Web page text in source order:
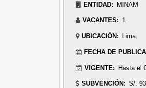
ENTIDAD: MINAM
VACANTES: 1
UBICACIÓN: Lima
FECHA DE
VIGENTE: Hasta el
SUBVENCIÓN: S/.